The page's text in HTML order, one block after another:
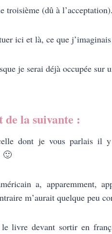
troisième (dû à
ici et là, ce que
je serai déjà occupée sur
de la suivante :
dont je vous parlais il
🙂
a, apparemment,
m’aurait quelque peu
le livre devant sortir en